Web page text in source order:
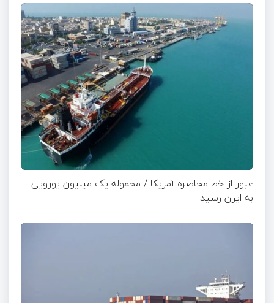
عبور از خط محاصره آمریکا / محموله یک میلیون یورویی
به ایران رسید